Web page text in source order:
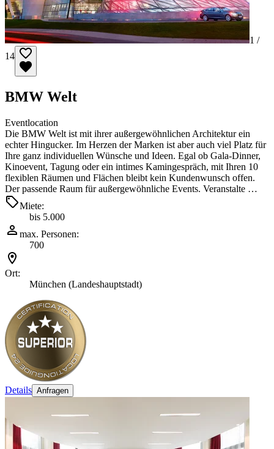
1 /
14
BMW Welt
Eventlocation
Die BMW Welt ist mit ihrer außergewöhnlichen Architektur ein
echter Hingucker. Im Herzen der Marken ist aber auch viel Platz für
Ihre ganz individuellen Wünsche und Ideen. Egal ob Gala-Dinner,
Kinoevent, Tagung oder ein intimes Kamingespräch, mit Ihren 10
flexiblen Räumen und Flächen bleibt kein Kundenwunsch offen.
Der passende Raum für außergewöhnliche Events. Veranstalte …
Miete:
bis 5.000
max. Personen:
700
Ort:
München (Landeshauptstadt)
Details Anfragen